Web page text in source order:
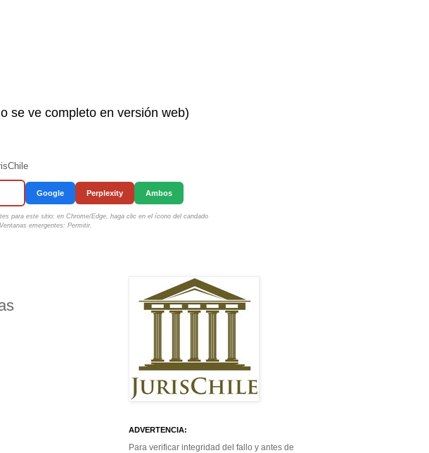
se ve completo en versión web)
Google Perplexity Ambos
para este sitio: en Chrome/Edge, haga clic en el ícono del candado
emergentes: Permitir.
ADVERTENCIA:
Para verificar integridad del fallo y antes de